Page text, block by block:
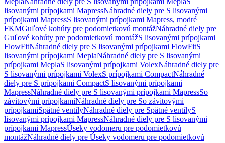
lisovanými prípojkami MapressNáhradné diely pre S lisovanými
prípojkami MapressS lisovanými prípojkami Mapress, modré
FKMGuľové kohúty pre podomietkovú montážNáhradné diely pre
Guľové kohúty pre podomietkovú montážS lisovanými prípojkami
FlowFitNáhradné diely pre S lisovanými prípojkami FlowFitS
lisovanými prípojkami MeplaNáhradné diely pre S lisovanými
prípojkami MeplaS lisovanými prípojkami VolexNáhradné diely pre
S lisovanými prípojkami VolexS prípojkami CompactNáhradné
diely pre S prípojkami CompactS lisovanými prípojkami
MapressNáhradné diely pre S lisovanými prípojkami MapressSo
závitovými prípojkamiNáhradné diely pre So závitovými
prípojkamiSpätné ventilyNáhradné diely pre Spätné ventilyS
lisovanými prípojkami MapressNáhradné diely pre S lisovanými
prípojkami MapressÚseky vodomeru pre podomietkovú
montážNáhradné diely pre Úseky vodomeru pre podomietkovú